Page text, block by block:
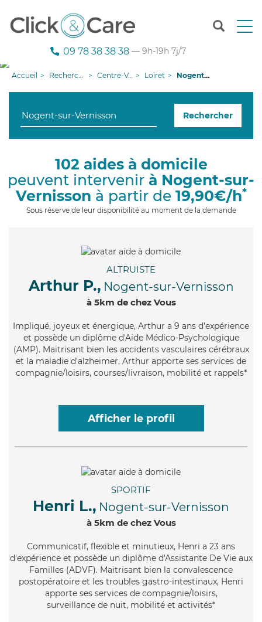
T
n
g
i
o
09 78 38 38 38 — 9h-19h 7j/7
Accueil Recherche aide à domicile Centre-Val de Loire Loiret Nogent-sur-Vernisson
Rechercher
102 aides à domicile
peuvent intervenir à Nogent-sur-
Vernisson à partir de 19,90€/h*
Sous réserve de leur disponibilité au moment de la demande
ALTRUISTE
Arthur P., Nogent-sur-Vernisson
à 5km de chez Vous
Impliqué, joyeux et énergique, Arthur a 9 ans d'expérience
et possède un diplôme d'Aide Médico-Psychologique
(AMP). Maitrisant bien les accidents vasculaires cérébraux
et la maladie d'alzheimer, Arthur apporte ses services de
compagnie/loisirs, courses/livraison, mobilité et rappels*
Afficher le profil
SPORTIF
Henri L., Nogent-sur-Vernisson
à 5km de chez Vous
Communicatif, flexible et minutieux, Henri a 23 ans
d'expérience et possède un diplôme d'Assistante De Vie aux
Familles (ADVF). Maitrisant bien la convalescence
postopératoire et les troubles gastro-intestinaux, Henri
apporte ses services de compagnie/loisirs,
surveillance de nuit, mobilité et activités*